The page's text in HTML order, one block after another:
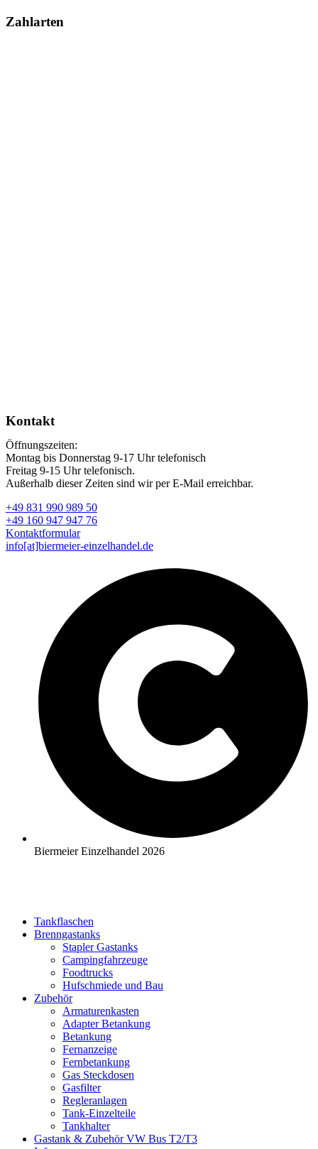
Zahlarten
Kontakt
Öffnungszeiten:
Montag bis Donnerstag 9-17 Uhr telefonisch
Freitag 9-15 Uhr telefonisch.
Außerhalb dieser Zeiten sind wir per E-Mail erreichbar.
+49 831 990 989 50
+49 160 947 947 76
Kontaktformular
info[at]biermeier-einzelhandel.de
Biermeier Einzelhandel 2026
Tankflaschen
Brenngastanks
Stapler Gastanks
Campingfahrzeuge
Foodtrucks
Hufschmiede und Bau
Zubehör
Armaturenkasten
Adapter Betankung
Betankung
Fernanzeige
Fernbetankung
Gas Steckdosen
Gasfilter
Regleranlagen
Tank-Einzelteile
Tankhalter
Gastank & Zubehör VW Bus T2/T3